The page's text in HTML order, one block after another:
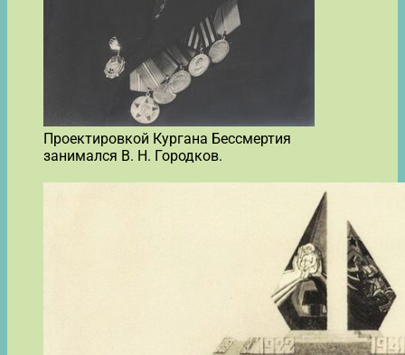
Проектировкой Кургана Бессмертия
занимался В. Н. Городков.